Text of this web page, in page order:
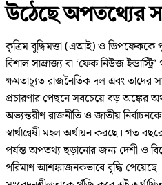
উঠেছে অপতথ্যের
কৃত্রিম বুদ্ধিমত্তা (এআই) ও
বিশাল সাম্রাজ্য বা ‘ফেক নিউজ
ক্ষমতাচ্যুত রাজনৈতিক দল এবং তাদের
প্রচারণার পেছনে সবচেয়ে বড় অঙ্কের
অভ্যন্তরীণ রাজনীতি ও জাতীয়
স্বার্থান্বেষী মহল অর্থায়ন করছে। গত
পর্যন্ত অপতথ্য ছড়ানোর জন্য দেশী ও
পরিমাণ আশঙ্কাজনকভাবে বৃদ্ধি পেয়েছে।